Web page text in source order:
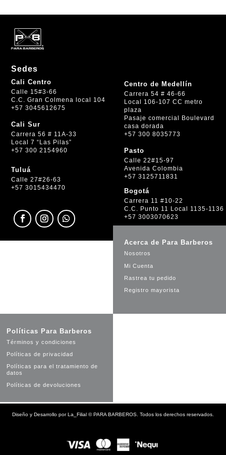
Sedes
Cali Centro
Calle 15#3-66
C.C. Gran Colmena local 104
+57 3045612675
Cali Sur
Carrera 56 # 11A-33
Local 7 “Las Pilas”
+57 300 2154960
Tuluá
Calle 27#26-63
+57 3015434470
Centro de Medellín
Carrera 54 # 46-66
Local 106-107 CC metro
plaza
Pasaje comercial Boulevard
casa dorada
+57 300 8035773
Pasto
Calle 22#15-97
Avenida Colombia
+57 3125711831
Bogotá
Carrera 11 #10-22
C.C. Punto 11 Local 1135-1136
+57 3003070623
Acerca de Para Barberos
Nosotros
Mi Cuenta
Rastrea tu pedido
Registro mayorista
Políticas Para Barberos
Términos y condiciones
Políticas de privacidad
Políticas para el tratamiento de
datos
Políticas de devoluciones
Diseño y Desarrollo porLa_Filial ©PARA BARBEROS. Todos los derechos reservados.